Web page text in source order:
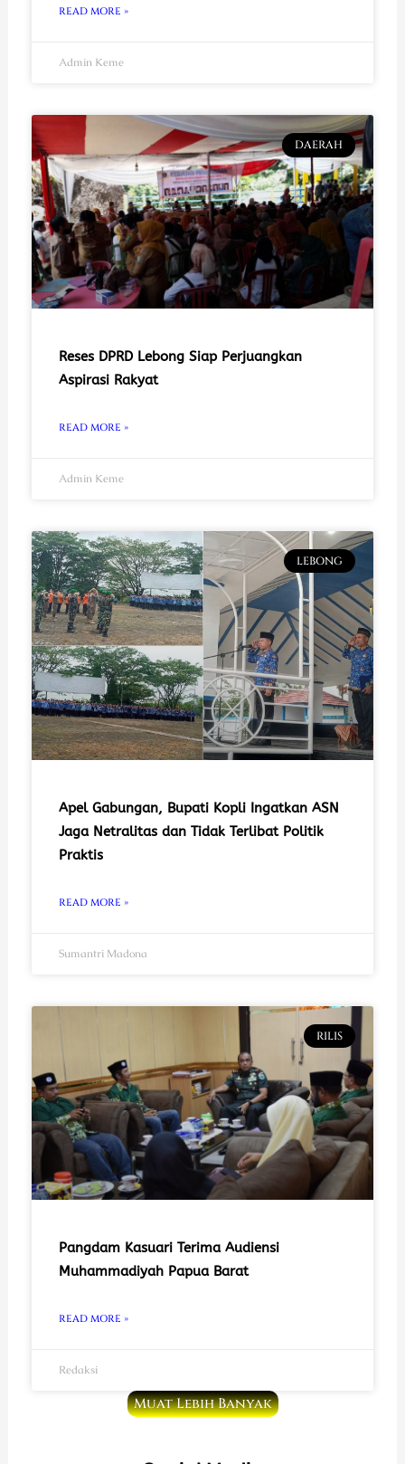
READ MORE »
Admin Keme
DAERAH
Reses DPRD Lebong Siap Perjuangkan
Aspirasi Rakyat
READ MORE »
Admin Keme
LEBONG
Apel Gabungan, Bupati Kopli Ingatkan ASN
Jaga Netralitas dan Tidak Terlibat Politik
Praktis
READ MORE »
Sumantri Madona
RILIS
Pangdam Kasuari Terima Audiensi
Muhammadiyah Papua Barat
READ MORE »
Redaksi
Muat Lebih Banyak